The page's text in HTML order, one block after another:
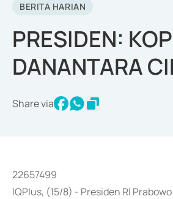
BERITA HARIAN
PRESIDEN:
DANANTARA
Share via
22657499
IQPlus, (15/8) - Presiden RI